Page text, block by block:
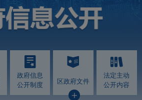
政府信息
公开制度
区政府文件
法定主动
公开内容